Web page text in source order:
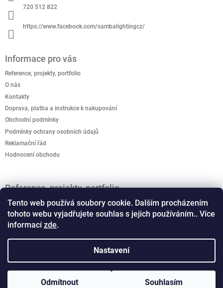
Tento web používá soubory cookie. Dalším procházením
tohoto webu vyjadřujete souhlas s jejich používáním.. Více
informacízde.
Nastavení
Odmítnout Souhlasím
720 512 822
https://www.facebook.com/sambalightingcz/
Informace pro vás
Reference, projekty, portfolio
O nás
Kontakty
Doprava, platba a instrukce k nakupování
Obchodní podmínky
Podmínky ochrany osobních údajů
Reklamační řád
Hodnocení obchodu
Reference, projekty, portfolio
Jak podpořit kreativitu? Kreativo domeček je připravený
rozvíjet dětskou představivost.
Vánoční světelné dekorace, motivy
Co musíte vědet o osvětlení - schemata a typy LED
Vytvořil Shoptet Copyright 2026 Samba Lighting CZ. Všechna práva